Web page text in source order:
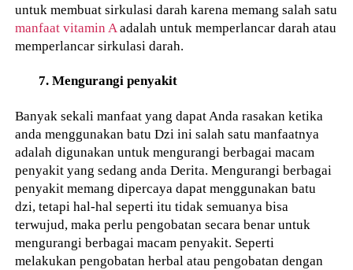
untuk membuat sirkulasi darah karena memang salah satu
manfaat vitamin A adalah untuk memperlancar darah atau
memperlancar sirkulasi darah.
7. Mengurangi penyakit
Banyak sekali manfaat yang dapat Anda rasakan ketika
anda menggunakan batu Dzi ini salah satu manfaatnya
adalah digunakan untuk mengurangi berbagai macam
penyakit yang sedang anda Derita. Mengurangi berbagai
penyakit memang dipercaya dapat menggunakan batu
dzi, tetapi hal-hal seperti itu tidak semuanya bisa
terwujud, maka perlu pengobatan secara benar untuk
mengurangi berbagai macam penyakit. Seperti
melakukan pengobatan herbal atau pengobatan dengan